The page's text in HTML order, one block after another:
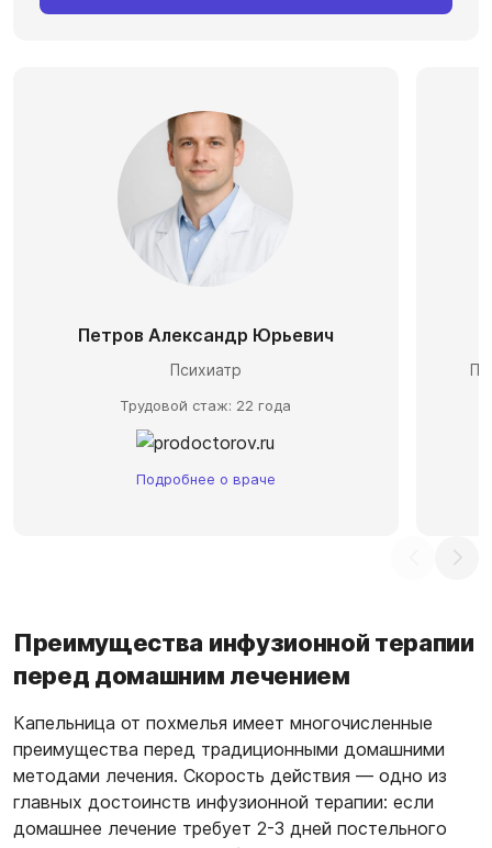
Петров Александр Юрьевич
Психиатр
Трудовой стаж: 22 года
Подробнее о враче
Преимущества инфузионной терапии
перед домашним лечением
Капельница от похмелья имеет многочисленные
преимущества перед традиционными домашними
методами лечения. Скорость действия — одно из
главных достоинств инфузионной терапии: если
домашнее лечение требует 2-3 дней постельного